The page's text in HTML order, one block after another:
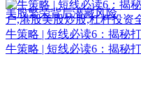
美股繁荣背后潜藏风险
牛策略 | 短线必读6：揭秘打
牛策略 | 短线必读6：揭秘打